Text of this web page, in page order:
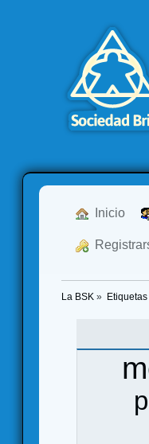
Inicio
La BSK » Etiquetas